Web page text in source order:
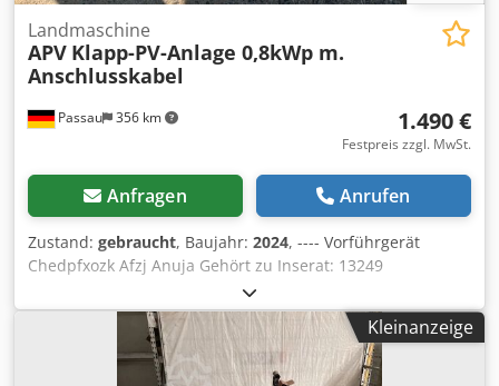
Passau 356 km
Landmaschine
APV Klapp-PV-Anlage 0,8kWp m.
Anschlusskabel
1.490 €
Festpreis zzgl. MwSt.
Anfragen Anrufen
Zustand: gebraucht, Baujahr: 2024, ---- Vorführgerät
Chedpfxozk Afzj Anuja Gehört zu Inserat: 13249
Kleinanzeige